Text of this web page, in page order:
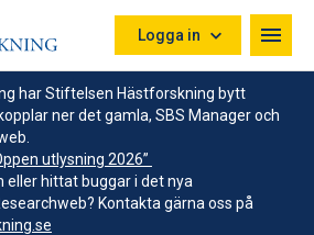
Logga in
har Stiftelsen Hästforskning bytt
ner det gamla, SBS Manager och
utlysning 2026”
eller hittat buggar i det nya
Kontakta gärna oss på